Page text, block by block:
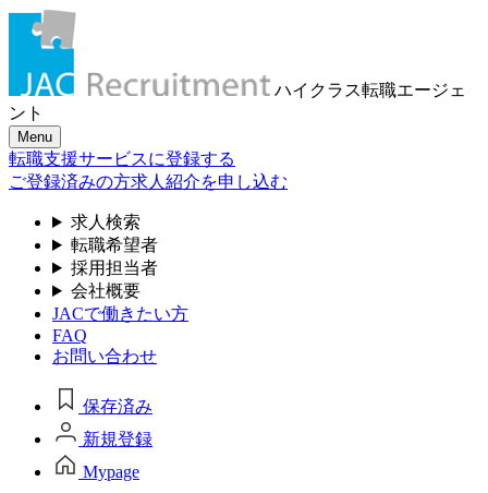
ハイクラス転職エージェ
ント
Menu
転職支援サービスに登録する
ご登録済みの方求人紹介を申し込む
求人検索
転職希望者
採用担当者
会社概要
JACで働きたい方
FAQ
お問い合わせ
保存済み
新規登録
Mypage